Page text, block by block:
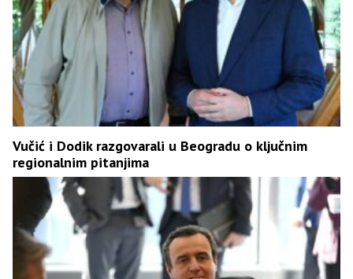
Vučić i Dodik razgovarali u Beogradu o ključnim
regionalnim pitanjima